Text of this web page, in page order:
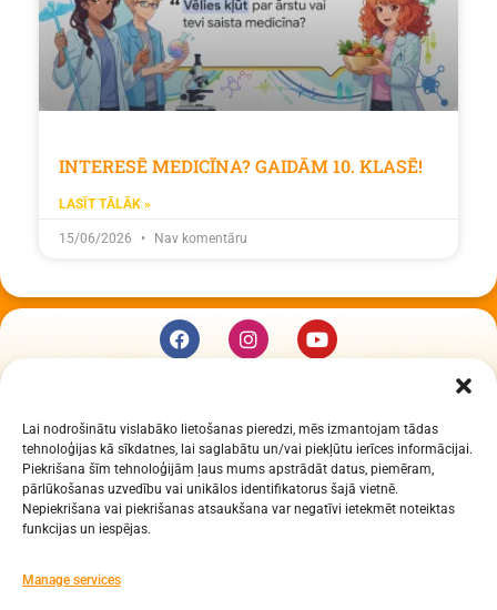
Lai nodrošinātu vislabāko lietošanas pieredzi, mēs izmantojam tādas
tehnoloģijas kā sīkdatnes, lai saglabātu un/vai piekļūtu ierīces informācijai.
Piekrišana šīm tehnoloģijām ļaus mums apstrādāt datus, piemēram,
pārlūkošanas uzvedību vai unikālos identifikatorus šajā vietnē.
Nepiekrišana vai piekrišanas atsaukšana var negatīvi ietekmēt noteiktas
funkcijas un iespējas.
Manage services
INTERESĒ MEDICĪNA? GAIDĀM 10. KLASĒ!
LASĪT TĀLĀK »
15/06/2026 Nav komentāru
Daugavpils Zinātņu vidusskola
Raiņa iela 30, Daugavpils, LV-5401
Reģ. Nr. 2713903513 (IZM)
Daugavpils valstspilsētas pašvaldība 90000077325